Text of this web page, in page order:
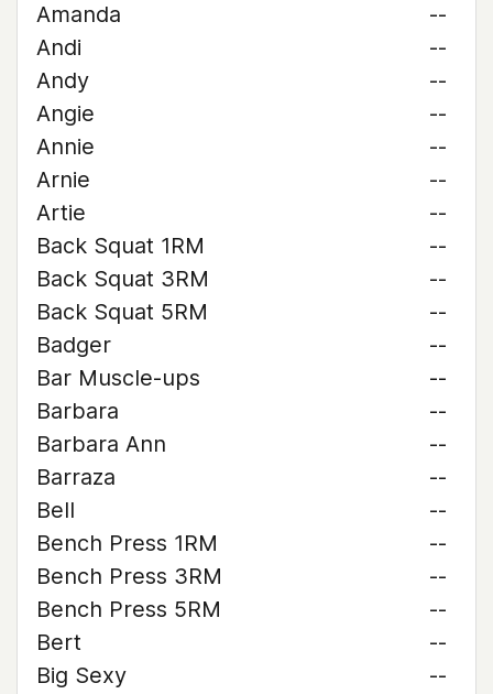
Amanda
--
Andi
--
Andy
--
Angie
--
Annie
--
Arnie
--
Artie
--
Back Squat 1RM
--
Back Squat 3RM
--
Back Squat 5RM
--
Badger
--
Bar Muscle-ups
--
Barbara
--
Barbara Ann
--
Barraza
--
Bell
--
Bench Press 1RM
--
Bench Press 3RM
--
Bench Press 5RM
--
Bert
--
Big Sexy
--